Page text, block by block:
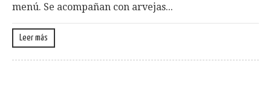
menú. Se acompañan con arvejas...
Leer más